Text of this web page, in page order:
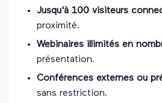
Jusqu'à 100 visiteurs
proximité.
Webinaires illimités en
présentation.
Conférences externes ou
sans restriction.